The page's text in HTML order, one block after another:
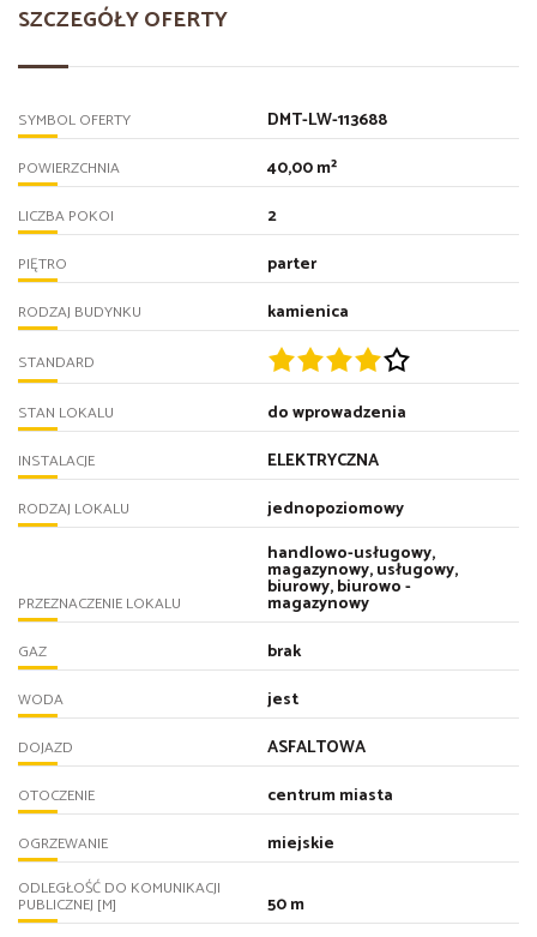
SZCZEGÓŁY OFERTY
SYMBOL OFERTY DMT-LW-113688
POWIERZCHNIA 40,00 m²
LICZBA POKOI 2
PIĘTRO parter
RODZAJ BUDYNKU kamienica
STANDARD
STAN LOKALU do wprowadzenia
INSTALACJE ELEKTRYCZNA
RODZAJ LOKALU jednopoziomowy
PRZEZNACZENIE LOKALU
handlowo-usługowy,
magazynowy, usługowy,
biurowy, biurowo -
magazynowy
GAZ brak
WODA jest
DOJAZD ASFALTOWA
OTOCZENIE centrum miasta
OGRZEWANIE miejskie
ODLEGŁOŚĆ DO KOMUNIKACJI
PUBLICZNEJ [M] 50 m